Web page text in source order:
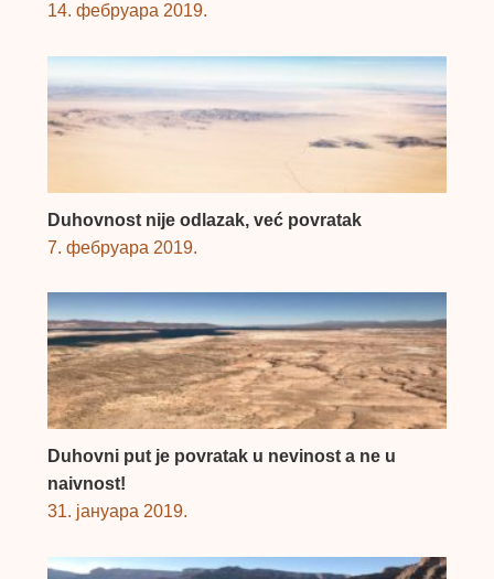
14. фебруара 2019.
Duhovnost nije odlazak, već povratak
7. фебруара 2019.
Duhovni put je povratak u nevinost a ne u
naivnost!
31. јануара 2019.